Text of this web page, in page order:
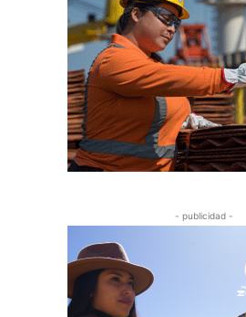
- publicidad -